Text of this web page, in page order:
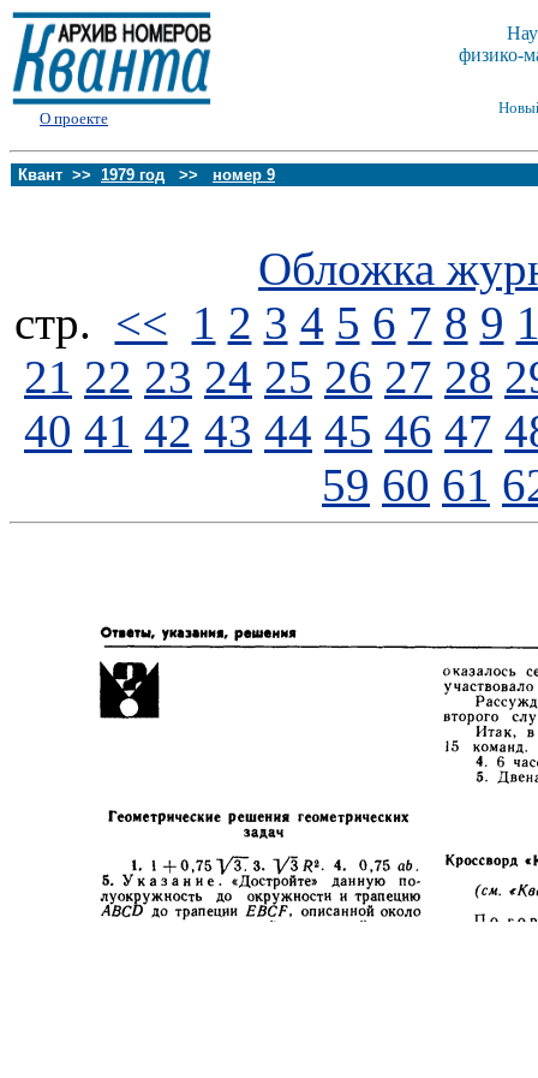
О проекте
физико-
Квант >> 1979 год >> номер 9
Обложка
стp. << 1 2 3 4 5 6 7 8 9
21 22 23 24 25 26 27 28
40 41 42 43 44 45 46 47
59 60 61